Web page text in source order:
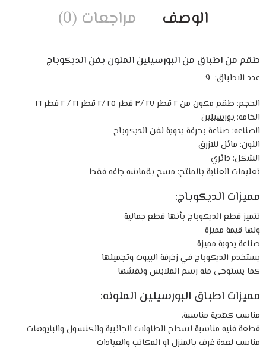
الوصف مراجعات (0)
طقم من اطباق من البورسيلين الملون بفن الديكوباج
عدد الاطباق: 9
الحجم: طقم مكون من ٢ قطر ٢٧ /٣ قطر ٢٥ /٢ قطر ٢١ / ٢ قطر ١٦
الخامه:بورسيلين
الصناعه: صناعة بحرفة يدوية لفن الديكوباج
اللون: مائل للازرق
الشكل: دائري
تعليمات العناية بالمنتج: مسح بقماشه جافه فقط
مميزات الديكوباج:
تتميز قطع الديكوباج بأنها قطع جمالية
ولها قيمة مميزة
صناعة يدوية مميزة
يستخدم الديكوباج في زخرفة البيوت وتجميلها
كما يستوحى منه رسم الملابس ونقشها
مميزات اطباق البورسيلين الملونه:
مناسب كهدية مناسبة.
قطعة فنيه مناسبة لسطح الطاولات الجانبية والكنسول والبايوهات
مناسب لعدة غرف بالمنزل او المكاتب والعيادات